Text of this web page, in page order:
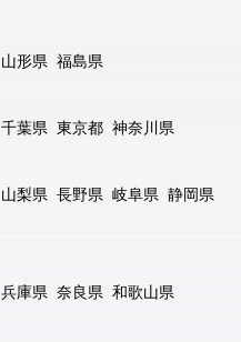
山形県 福島県
千葉県 東京都 神奈川県
山梨県 長野県 岐阜県 静岡県
兵庫県 奈良県 和歌山県